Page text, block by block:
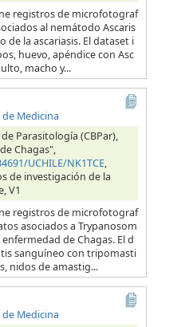
registros de microfotograf
al nemátodo Ascaris
la ascariasis. El dataset i
huevo, apéndice con Asc
macho y...
Medicina
Parasitología (CBPar),
Chagas",
UCHILE/NK1TCE,
de investigación de la
V1
registros de microfotograf
asociados a Trypanosom
de Chagas. El d
sanguíneo con tripomasti
nidos de amastig...
Medicina